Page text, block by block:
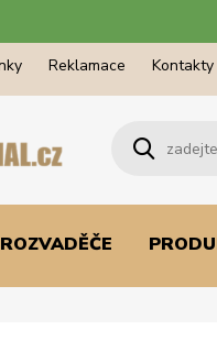
Reklamace Kontakty
ROZVADĚČE